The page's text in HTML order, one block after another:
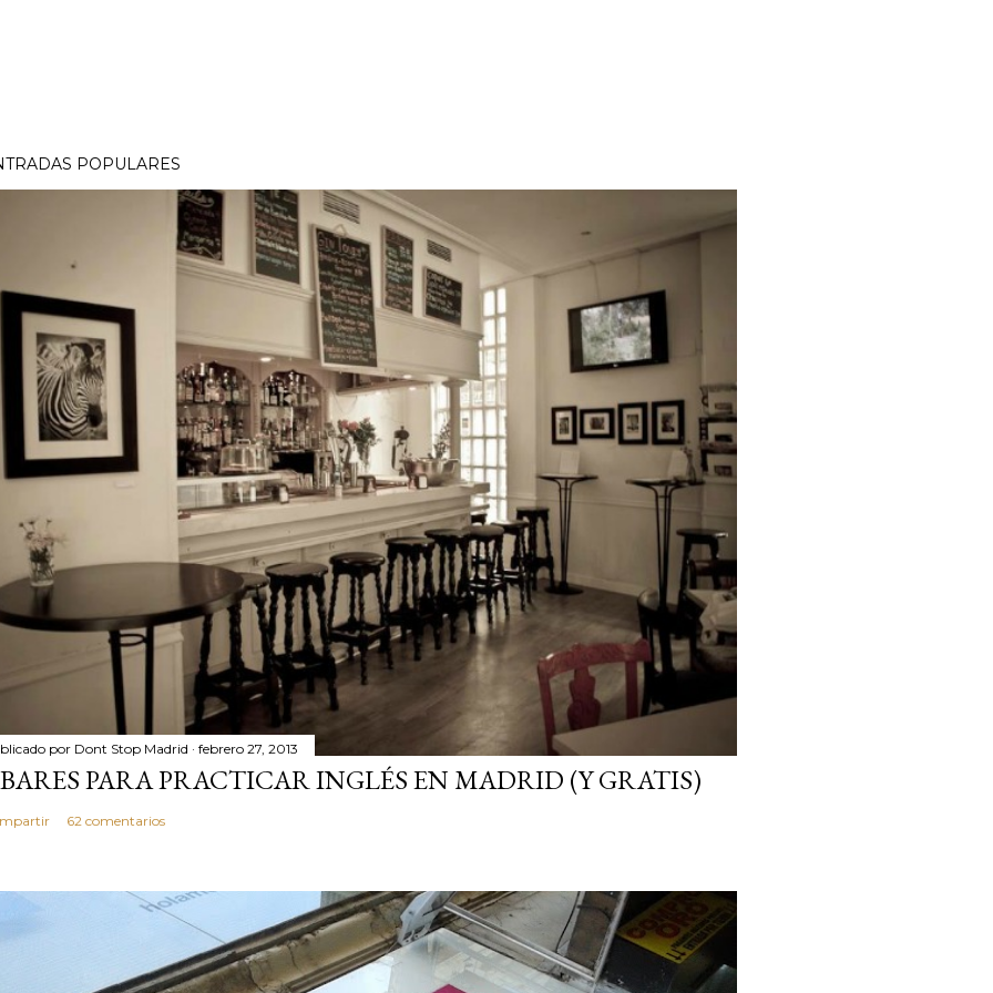
POPULARES
por Dont Stop Madrid febrero 27, 2013
PARA PRACTICAR INGLÉS EN MADRID (Y GRATIS)
62 comentarios